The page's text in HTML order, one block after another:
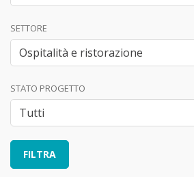
SETTORE
STATO PROGETTO